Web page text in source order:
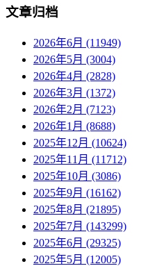
文章归档
2026年6月 (11949)
2026年5月 (3004)
2026年4月 (2828)
2026年3月 (1372)
2026年2月 (7123)
2026年1月 (8688)
2025年12月 (10624)
2025年11月 (11712)
2025年10月 (3086)
2025年9月 (16162)
2025年8月 (21895)
2025年7月 (143299)
2025年6月 (29325)
2025年5月 (12005)